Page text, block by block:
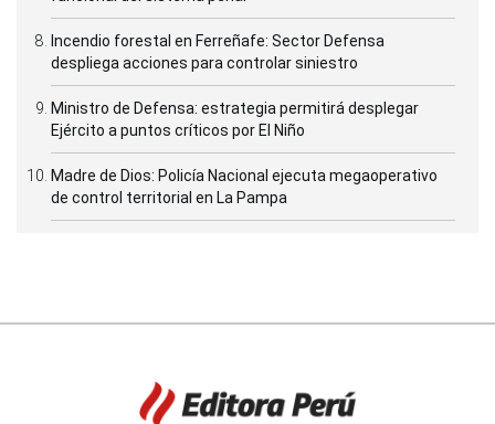
Incendio forestal en Ferreñafe: Sector Defensa
despliega acciones para controlar siniestro
Ministro de Defensa: estrategia permitirá desplegar
Ejército a puntos críticos por El Niño
Madre de Dios: Policía Nacional ejecuta megaoperativo
de control territorial en La Pampa